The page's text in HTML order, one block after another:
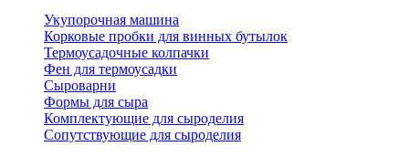
Укупорочная машина
Корковые пробки для винных бутылок
Термоусадочные колпачки
Фен для термоусадки
Сыроварни
Формы для сыра
Комплектующие для сыроделия
Сопутствующие для сыроделия